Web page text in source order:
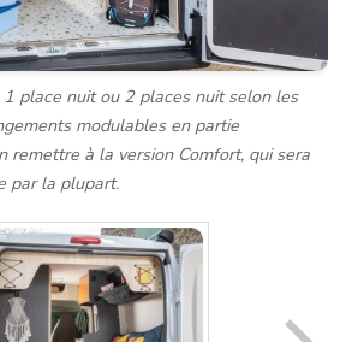
1 place nuit ou 2 places nuit selon les
modulables en partie
remettre à la version Comfort, qui sera
par la plupart.